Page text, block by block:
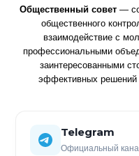
Общественный совет—
общественного
взаимодействие с
профессиональными
заинтересованными
эффективных
Telegram
Официальный